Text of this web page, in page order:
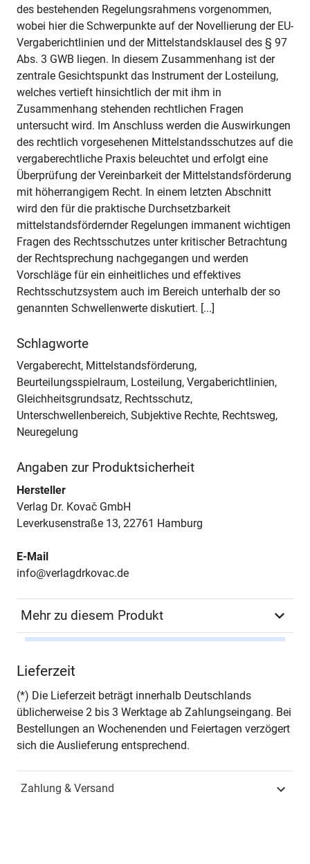
des bestehenden Regelungsrahmens vorgenommen,
wobei hier die Schwerpunkte auf der Novellierung der EU-
Vergaberichtlinien und der Mittelstandsklausel des § 97
Abs. 3 GWB liegen. In diesem Zusammenhang ist der
zentrale Gesichtspunkt das Instrument der Losteilung,
welches vertieft hinsichtlich der mit ihm in
Zusammenhang stehenden rechtlichen Fragen
untersucht wird. Im Anschluss werden die Auswirkungen
des rechtlich vorgesehenen Mittelstandsschutzes auf die
vergaberechtliche Praxis beleuchtet und erfolgt eine
Überprüfung der Vereinbarkeit der Mittelstandsförderung
mit höherrangigem Recht. In einem letzten Abschnitt
wird den für die praktische Durchsetzbarkeit
mittelstandsfördernder Regelungen immanent wichtigen
Fragen des Rechtsschutzes unter kritischer Betrachtung
der Rechtsprechung nachgegangen und werden
Vorschläge für ein einheitliches und effektives
Rechtsschutzsystem auch im Bereich unterhalb der so
genannten Schwellenwerte diskutiert. [...]
Schlagworte
Vergaberecht, Mittelstandsförderung,
Beurteilungsspielraum, Losteilung, Vergaberichtlinien,
Gleichheitsgrundsatz, Rechtsschutz,
Unterschwellenbereich, Subjektive Rechte, Rechtsweg,
Neuregelung
Angaben zur Produktsicherheit
Hersteller
Verlag Dr. Kovač GmbH
Leverkusenstraße 13, 22761 Hamburg
E-Mail
info@verlagdrkovac.de
Mehr zu diesem Produkt
Seiten
Jahr Hamburg 2015
Fachdisziplin
Lieferzeit
(*) Die Lieferzeit beträgt innerhalb Deutschlands
üblicherweise 2 bis 3 Werktage ab Zahlungseingang. Bei
Bestellungen an Wochenenden und Feiertagen verzögert
sich die Auslieferung entsprechend.
Zahlung & Versand